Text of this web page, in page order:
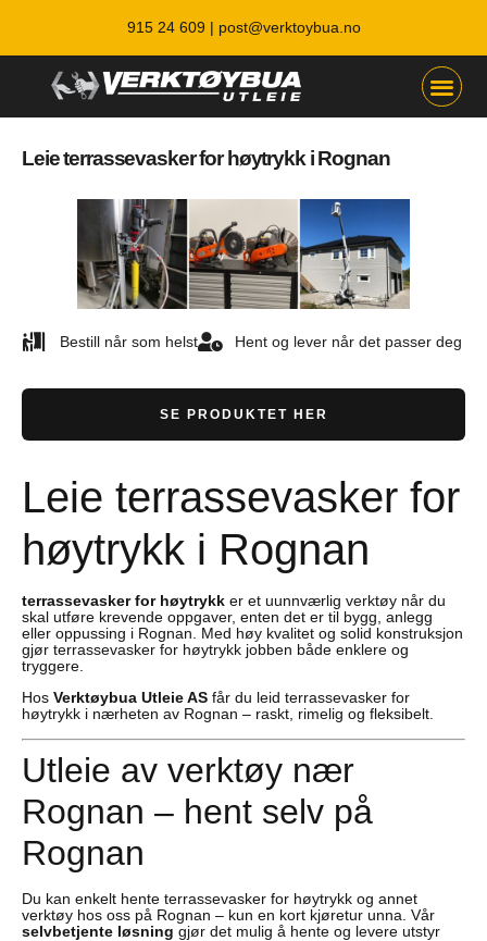
915 24 609 | post@verktoybua.no
Leie terrassevasker for høytrykk i Rognan
Bestill når som helst Hent og lever når det passer deg
SE PRODUKTET HER
Leie terrassevasker for
høytrykk i Rognan
terrassevasker for høytrykk er et uunnværlig verktøy når du
skal utføre krevende oppgaver, enten det er til bygg, anlegg
eller oppussing i Rognan. Med høy kvalitet og solid konstruksjon
gjør terrassevasker for høytrykk jobben både enklere og
tryggere.
Hos Verktøybua Utleie AS får du leid terrassevasker for
høytrykk i nærheten av Rognan – raskt, rimelig og fleksibelt.
Utleie av verktøy nær
Rognan – hent selv på
Rognan
Du kan enkelt hente terrassevasker for høytrykk og annet
verktøy hos oss på Rognan – kun en kort kjøretur unna. Vår
selvbetjente løsning gjør det mulig å hente og levere utstyr